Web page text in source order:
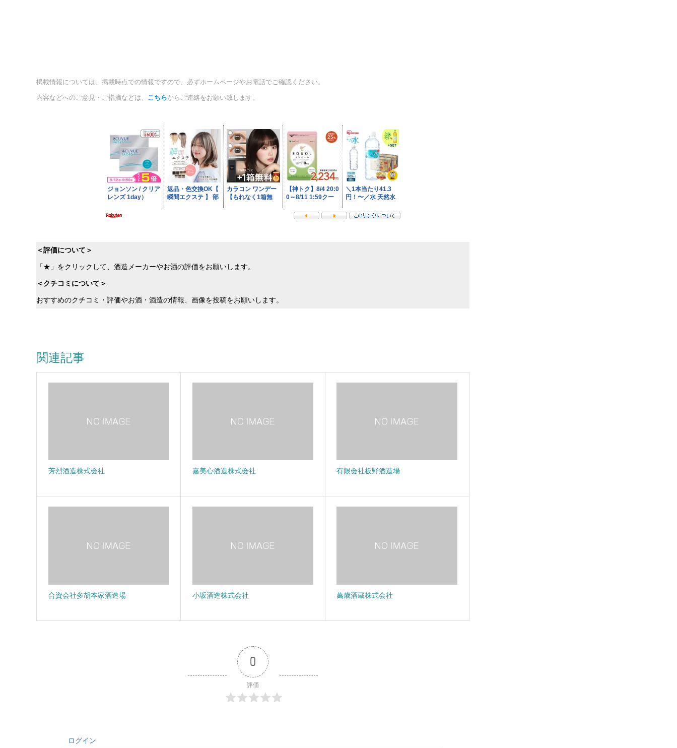
掲載情報については、掲載時点での情報ですので、必ずホームページやお電話でご確認ください。
内容などへのご意見・ご指摘などは、 こちらからご連絡をお願い致します。
＜評価について＞
「★」をクリックして、酒造メーカーやお酒の評価をお願いします。
＜クチコミについて＞
おすすめのクチコミ・評価やお酒・酒造の情報、画像を投稿をお願いします。
関連記事
芳烈酒造株式会社 嘉美心酒造株式会社 有限会社板野酒造場
合資会社多胡本家酒造場 小坂酒造株式会社 萬歳酒蔵株式会社
0
評価
ログイン